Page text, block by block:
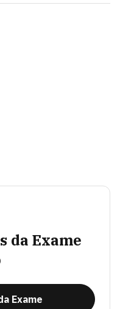
da Exame
Exame